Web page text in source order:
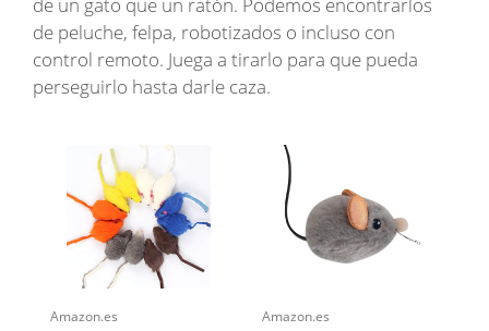
de peluche, felpa, robotizados o incluso con
control remoto. Juega a tirarlo para que pueda
perseguirlo hasta darle caza.
Amazon.es Amazon.es